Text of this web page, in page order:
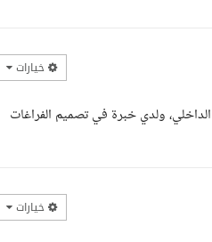
خيارات
ولدي خبرة في تصميم الفراغات
خيارات